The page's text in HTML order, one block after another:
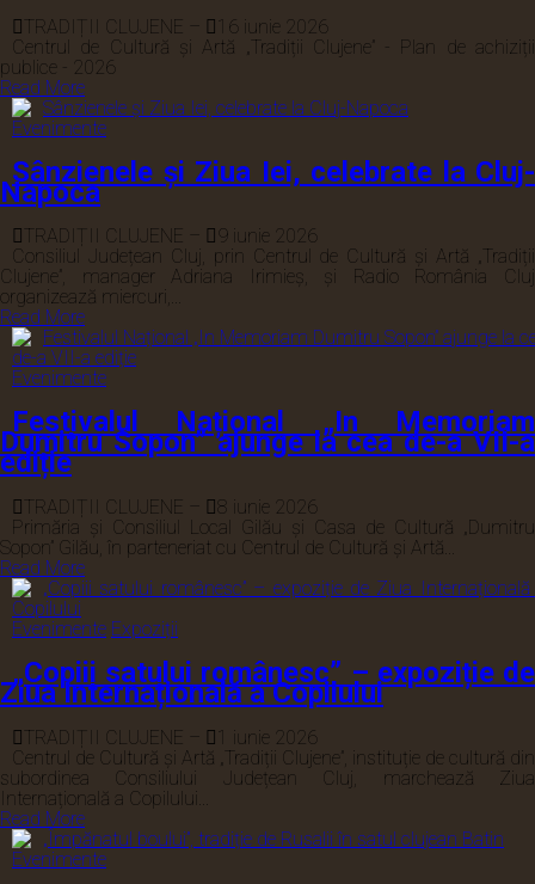
TRADIȚII CLUJENE
16 iunie 2026
Centrul de Cultură și Artă „Tradiții Clujene” - Plan de achiziții
publice - 2026
Read More
Evenimente
Sânzienele și Ziua Iei, celebrate la Cluj-
Napoca
TRADIȚII CLUJENE
9 iunie 2026
Consiliul Județean Cluj, prin Centrul de Cultură și Artă „Tradiții
Clujene”, manager Adriana Irimieș, și Radio România Cluj
organizează miercuri,...
Read More
Evenimente
Festivalul Național „In Memoriam
Dumitru Sopon” ajunge la cea de-a VII-a
ediție
TRADIȚII CLUJENE
8 iunie 2026
Primăria și Consiliul Local Gilău și Casa de Cultură „Dumitru
Sopon” Gilău, în parteneriat cu Centrul de Cultură și Artă...
Read More
Evenimente Expoziții
„Copiii satului românesc” – expoziție de
Ziua Internațională a Copilului
TRADIȚII CLUJENE
1 iunie 2026
Centrul de Cultură și Artă „Tradiții Clujene”, instituție de cultură din
subordinea Consiliului Județean Cluj, marchează Ziua
Internațională a Copilului...
Read More
Evenimente